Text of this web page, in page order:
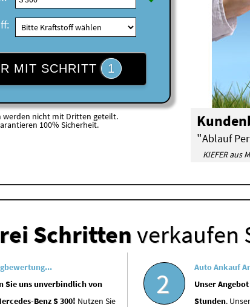
MIT SCHRITT 1
werden nicht mit Dritten geteilt.
100% Sicherheit.
"Ablauf
KIEFER aus
Schrittenverkaufen
Sie uns unverbindlich von
Benz S 300! Nutzen Sie
2
Auto Ankauf
Unser
Stunden.